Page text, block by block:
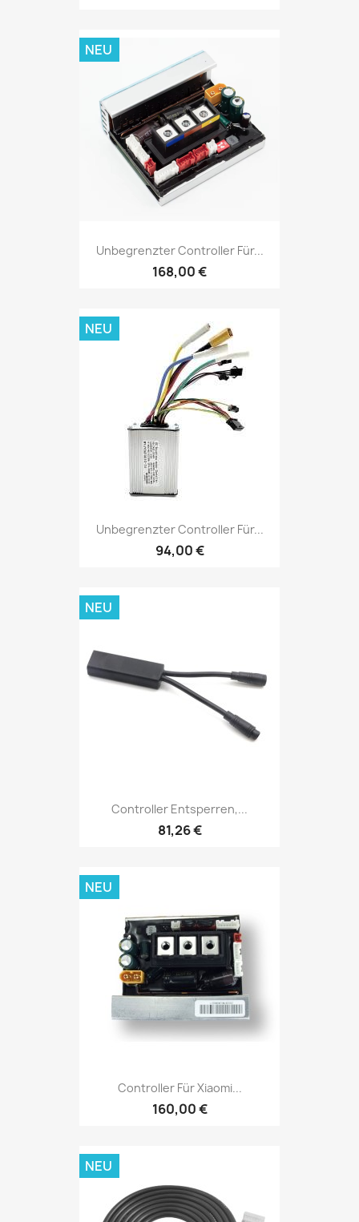
Unbegrenzter Controller Für...
168,00 €
NEU
Unbegrenzter Controller Für...
94,00 €
NEU
Controller Entsperren,...
81,26 €
NEU
Controller Für Xiaomi...
160,00 €
NEU
NEU